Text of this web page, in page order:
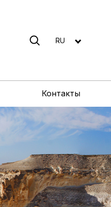
RU
Контакты